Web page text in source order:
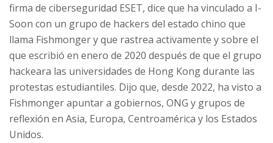
firma de ciberseguridad ESET, dice que ha vinculado a I-
Soon con un grupo de hackers del estado chino que
llama Fishmonger y que rastrea activamente y sobre el
que escribió en enero de 2020 después de que el grupo
hackeara las universidades de Hong Kong durante las
protestas estudiantiles. Dijo que, desde 2022, ha visto a
Fishmonger apuntar a gobiernos, ONG y grupos de
reflexión en Asia, Europa, Centroamérica y los Estados
Unidos.